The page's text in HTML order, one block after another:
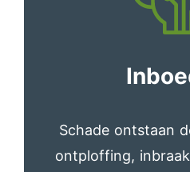
Schade ontstaan
ontploffing,